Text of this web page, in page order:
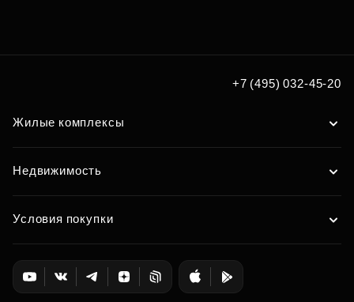
+7 (495) 032-45-20
Жилые комплексы
Недвижимость
Условия покупки